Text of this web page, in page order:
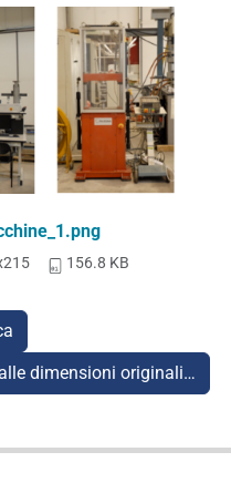
156.8 KB
dimensioni originali…